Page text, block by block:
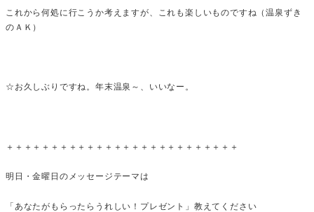
これから何処に行こうか考えますが、これも楽しいものですね（温泉ずき
のＡＫ）
☆お久しぶりですね。年末温泉～、いいなー。
＋＋＋＋＋＋＋＋＋＋＋＋＋＋＋＋＋＋＋＋＋＋＋＋＋＋
明日・金曜日のメッセージテーマは
「あなたがもらったらうれしい！プレゼント」教えてください